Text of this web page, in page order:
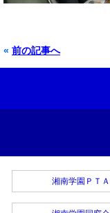
« 前の記事へ
湘南学園ＰＴＡ